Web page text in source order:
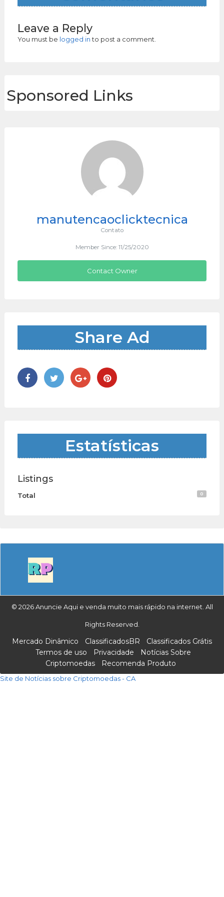
Leave a Reply
You must be logged into post a comment.
Sponsored Links
manutencaoclicktecnica
Contato
Member Since: 11/25/2020
Contact Owner
Share Ad
Estatísticas
Listings
Total 0
© 2026 Anuncie Aqui e venda muito mais rápido na internet. All
Rights Reserved.
Mercado Dinâmico ClassificadosBR
Classificados Grátis
Termos de uso
Privacidade
Notícias Sobre
Criptomoedas
Recomenda Produto
Site de Notícias sobre Criptomoedas - CA